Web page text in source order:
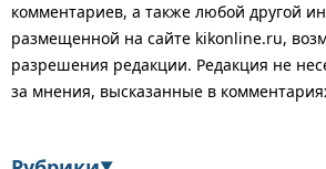
комментариев, а также любой другой
размещенной на сайте kikonline.ru,
разрешения редакции. Редакция не
за мнения, высказанные в